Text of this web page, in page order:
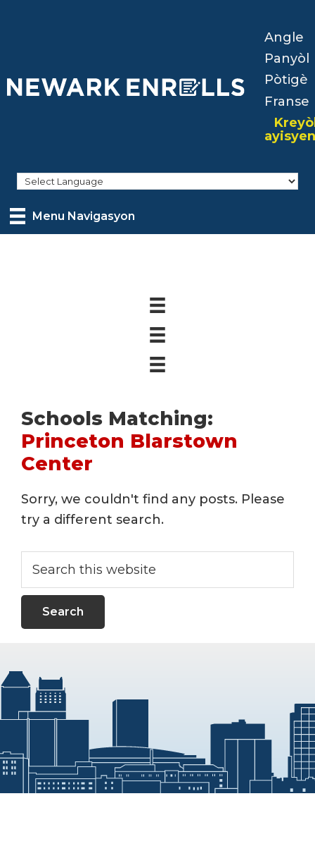
Angle
Panyòl
Pòtigè
Franse
Menu Navigasyon
Schools Matching:
Princeton Blarstown
Center
Sorry, we couldn't find any posts. Please
try a different search.
website